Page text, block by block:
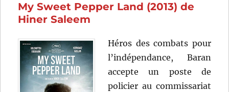
My Sweet Pepper Land (2013) de
Hiner Saleem
Héros des combats pour
l’indépendance, Baran
accepte un poste de
policier au commissariat